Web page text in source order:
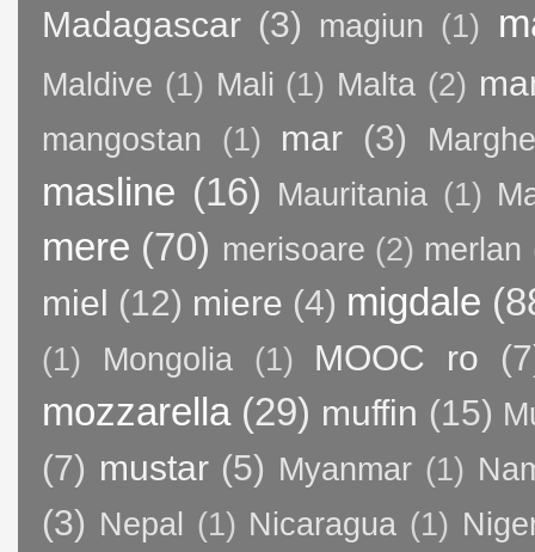
Madagascar (3) magiun (1)
Maldive (1) Mali (1) Malta (2)
mangostan (1) mar (3)
masline (16) Mauritania (1)
mere (70) merisoare (2) merlan
miel (12) miere (4) migdale
(1) Mongolia (1) MOOC ro
mozzarella (29) muffin (15)
(7) mustar (5) Myanmar (1)
(3) Nepal (1) Nicaragua (1)